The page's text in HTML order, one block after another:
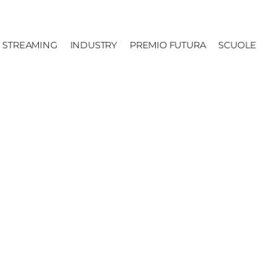
STREAMING INDUSTRY PREMIO FUTURA SCUOLE